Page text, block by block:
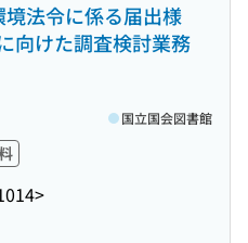
法令に係る届出様
向けた調査検討業務
国立国会図書館